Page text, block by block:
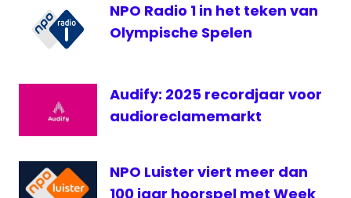
NPO Radio 1 in het teken van
Olympische Spelen
Audify: 2025 recordjaar voor
audioreclamemarkt
NPO Luister viert meer dan
100 jaar hoorspel met Week